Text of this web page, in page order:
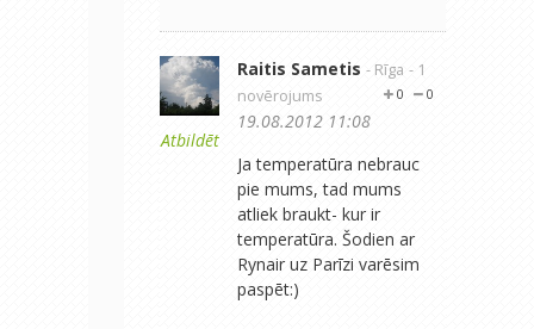
Atbildēt
Raitis Sametis - Rīga - 1
novērojums
0
0
19.08.2012 11:08
Ja temperatūra nebrauc
pie mums, tad mums
atliek braukt- kur ir
temperatūra. Šodien ar
Rynair uz Parīzi varēsim
paspēt:)